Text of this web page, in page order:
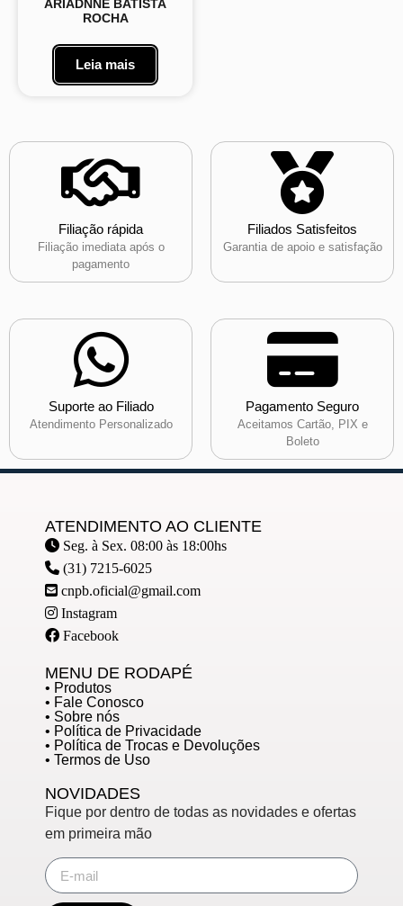
ARIADNNE BATISTA
ROCHA
Leia mais
Filiação rápida
Filiação imediata após o
pagamento
Filiados Satisfeitos
Garantia de apoio e satisfação
Suporte ao Filiado
Atendimento Personalizado
Pagamento Seguro
Aceitamos Cartão, PIX e
Boleto
ATENDIMENTO AO CLIENTE
Seg. à Sex. 08:00 às 18:00hs
(31) 7215-6025
cnpb.oficial@gmail.com
Instagram
Facebook
MENU DE RODAPÉ
• Produtos
• Fale Conosco
• Sobre nós
• Política de Privacidade
• Política de Trocas e Devoluções
• Termos de Uso
NOVIDADES
Fique por dentro de todas as novidades e ofertas
em primeira mão